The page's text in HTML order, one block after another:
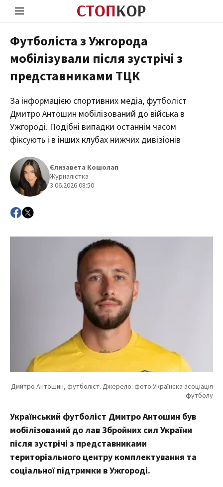
Стоп Політичній Корупції
Політика
Футболіста з Ужгорода
мобілізували після зустрічі з
представниками ТЦК
За інформацією спортивних медіа, футболіст
Дмитро Антошин мобілізований до війська в
Ужгороді. Подібні випадки останнім часом
фіксують і в інших клубах нижчих дивізіонів
Єлизавета Кошолап
Журналістка
3.06.2026 08:50
Український футболіст Дмитро Антошин був
мобілізований до лав Збройних сил України
після зустрічі з представниками
територіального центру комплектування та
соціальної підтримки в Ужгороді.